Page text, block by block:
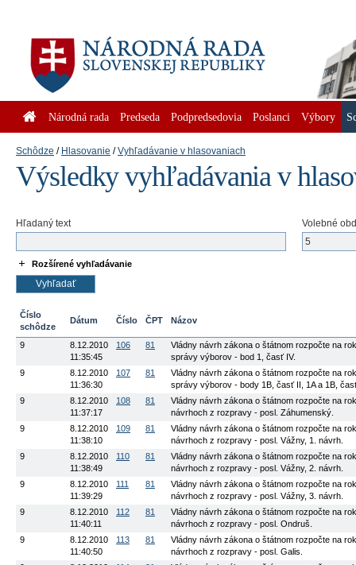
Národná rada Predseda Podpredsedovia Poslanci Výbory
Schôdze Hlasovanie Vyhľadávanie v hlasovaniach
Výsledky vyhľadávania v
Hľadaný text Volebné
Rozšírené vyhľadávanie
Číslo
schôdze
Dátum Číslo ČPT Názov
9
8.12.2010
11:35:45
106 81
Vládny návrh zákona o štátnom rozpočte na
správy výborov - bod 1, časť IV.
9
8.12.2010
11:36:30
107 81
Vládny návrh zákona o štátnom rozpočte na
správy výborov - body 1B, časť II, 1A a 1B,
9
8.12.2010
11:37:17
108 81
Vládny návrh zákona o štátnom rozpočte na
návrhoch z rozpravy - posl. Záhumenský.
9
8.12.2010
11:38:10
109 81
Vládny návrh zákona o štátnom rozpočte na
návrhoch z rozpravy - posl. Vážny, 1. návrh.
9
8.12.2010
11:38:49
110 81
Vládny návrh zákona o štátnom rozpočte na
návrhoch z rozpravy - posl. Vážny, 2. návrh.
9
8.12.2010
11:39:29
111 81
Vládny návrh zákona o štátnom rozpočte na
návrhoch z rozpravy - posl. Vážny, 3. návrh.
9
8.12.2010
11:40:11
112 81
Vládny návrh zákona o štátnom rozpočte na
návrhoch z rozpravy - posl. Ondruš.
9
8.12.2010
11:40:50
113 81
Vládny návrh zákona o štátnom rozpočte na
návrhoch z rozpravy - posl. Galis.